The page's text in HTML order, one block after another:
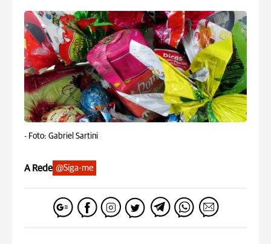
- Foto: Gabriel Sartini
A Rede @Siga-me